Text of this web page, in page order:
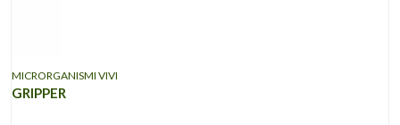
MICRORGANISMI VIVI
GRIPPER